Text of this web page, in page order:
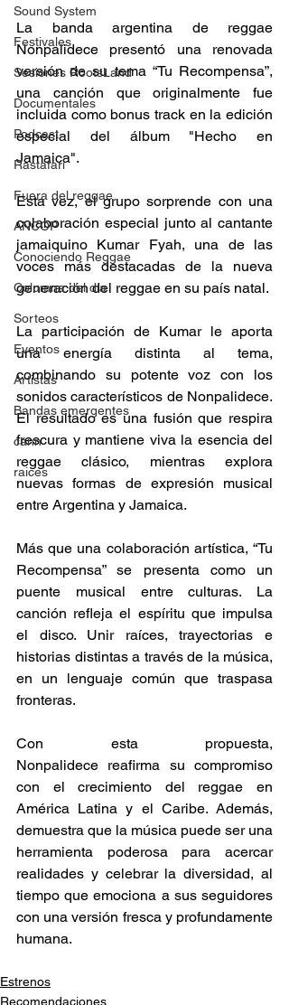
Sound System
Festivales
Sesiones RootsLand
Documentales
Podcast
Rastafari
Fuera del reggae
ANCOP
Conociendo Reggae
Columna del día
Sorteos
Eventos
Artistas
Bandas emergentes
cann
raices
La banda argentina de reggae
Nonpalidece presentó una renovada
versión de su tema “Tu Recompensa”,
una canción que originalmente fue
incluida como bonus track en la edición
especial del álbum "Hecho en
Jamaica".
Esta vez, el grupo sorprende con una
colaboración especial junto al cantante
jamaiquino Kumar Fyah, una de las
voces más destacadas de la nueva
generación del reggae en su país natal.
La participación de Kumar le aporta
una energía distinta al tema,
combinando su potente voz con los
sonidos característicos de Nonpalidece.
El resultado es una fusión que respira
frescura y mantiene viva la esencia del
reggae clásico, mientras explora
nuevas formas de expresión musical
entre Argentina y Jamaica.
Más que una colaboración artística, “Tu
Recompensa” se presenta como un
puente musical entre culturas. La
canción refleja el espíritu que impulsa
el disco. Unir raíces, trayectorias e
historias distintas a través de la música,
en un lenguaje común que traspasa
fronteras.
Con esta propuesta,
Nonpalidece reafirma su compromiso
con el crecimiento del reggae en
América Latina y el Caribe. Además,
demuestra que la música puede ser una
herramienta poderosa para acercar
realidades y celebrar la diversidad, al
tiempo que emociona a sus seguidores
con una versión fresca y profundamente
humana.
Estrenos
Recomendaciones